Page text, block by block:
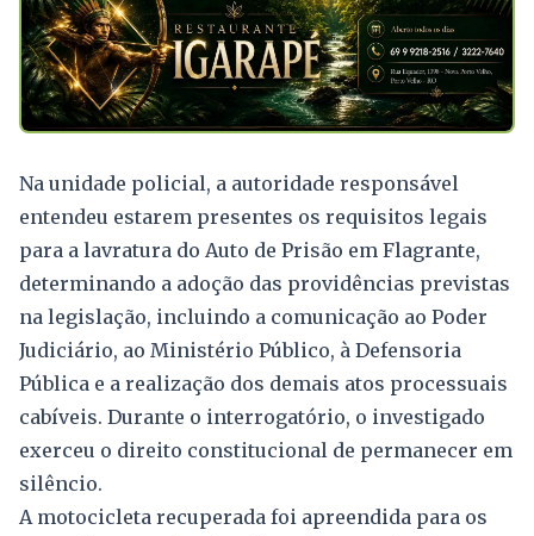
Na unidade policial, a autoridade responsável
entendeu estarem presentes os requisitos legais
para a lavratura do Auto de Prisão em Flagrante,
determinando a adoção das providências previstas
na legislação, incluindo a comunicação ao Poder
Judiciário, ao Ministério Público, à Defensoria
Pública e a realização dos demais atos processuais
cabíveis. Durante o interrogatório, o investigado
exerceu o direito constitucional de permanecer em
silêncio.
A motocicleta recuperada foi apreendida para os